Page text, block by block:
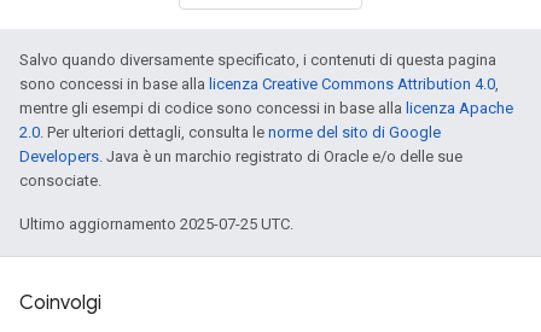
Salvo quando diversamente specificato, i contenuti di questa pagina
sono concessi in base alla licenza Creative Commons Attribution 4.0,
mentre gli esempi di codice sono concessi in base alla licenza Apache
2.0. Per ulteriori dettagli, consulta le norme del sito di Google
Developers. Java è un marchio registrato di Oracle e/o delle sue
consociate.
Ultimo aggiornamento 2025-07-25 UTC.
Coinvolgi